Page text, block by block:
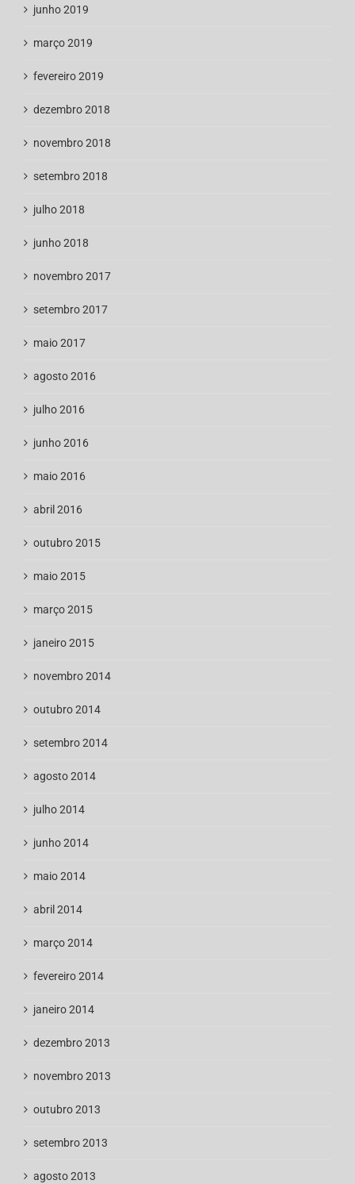
junho 2019
março 2019
fevereiro 2019
dezembro 2018
novembro 2018
setembro 2018
julho 2018
junho 2018
novembro 2017
setembro 2017
maio 2017
agosto 2016
julho 2016
junho 2016
maio 2016
abril 2016
outubro 2015
maio 2015
março 2015
janeiro 2015
novembro 2014
outubro 2014
setembro 2014
agosto 2014
julho 2014
junho 2014
maio 2014
abril 2014
março 2014
fevereiro 2014
janeiro 2014
dezembro 2013
novembro 2013
outubro 2013
setembro 2013
agosto 2013